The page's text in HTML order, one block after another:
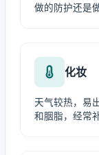
做的防护还是
化妆
天气较热，易
和胭脂，经常